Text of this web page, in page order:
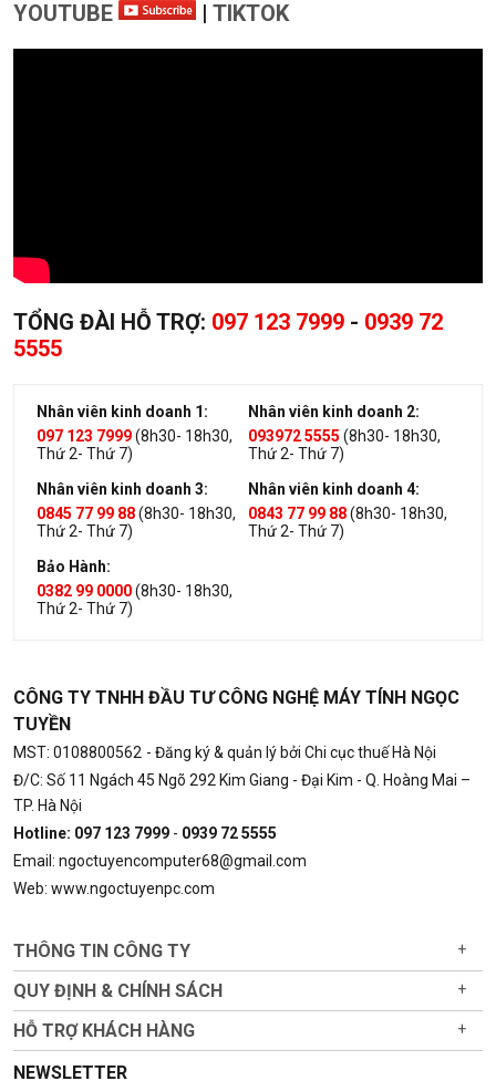
YOUTUBE | TIKTOK
TỔNG ĐÀI HỖ TRỢ: 097 123 7999 - 0939 72
5555
Nhân viên kinh doanh 1:
097 123 7999(8h30- 18h30,
Thứ 2- Thứ 7)
Nhân viên kinh doanh 2:
093972 5555 (8h30- 18h30,
Thứ 2- Thứ 7)
Nhân viên kinh doanh 3:
0845 77 99 88(8h30- 18h30,
Thứ 2- Thứ 7)
Nhân viên kinh doanh 4:
0843 77 99 88(8h30- 18h30,
Thứ 2- Thứ 7)
Bảo Hành:
0382 99 0000(8h30- 18h30,
Thứ 2- Thứ 7)
CÔNG TY TNHH ĐẦU TƯ CÔNG NGHỆ MÁY TÍNH NGỌC
TUYỀN
MST: 0108800562 - Đăng ký & quản lý bởi Chi cục thuế Hà Nội
Đ/C: Số 11 Ngách 45 Ngõ 292 Kim Giang - Đại Kim - Q. Hoàng Mai –
TP. Hà Nội
Hotline: 097 123 7999 - 0939 72 5555
Email: ngoctuyencomputer68@gmail.com
Web: www.ngoctuyenpc.com
THÔNG TIN CÔNG TY +
QUY ĐỊNH & CHÍNH SÁCH +
HỖ TRỢ KHÁCH HÀNG +
NEWSLETTER